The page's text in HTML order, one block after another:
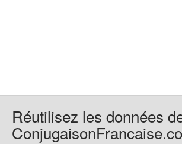
Réutilisez les données